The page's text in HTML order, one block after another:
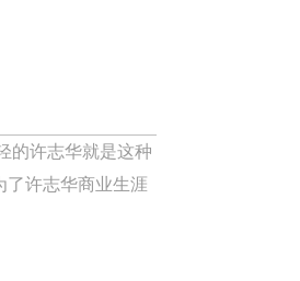
的许志华就是这种
了许志华商业生涯